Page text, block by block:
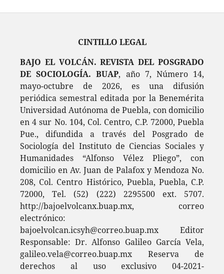
CINTILLO LEGAL
BAJO EL VOLCÁN. REVISTA DEL POSGRADO
DE SOCIOLOGÍA. BUAP, año 7, Número 14,
mayo-octubre de 2026, es una difusión
periódica semestral editada por la Benemérita
Universidad Autónoma de Puebla, con domicilio
en 4 sur No. 104, Col. Centro, C.P. 72000, Puebla
Pue., difundida a través del Posgrado de
Sociología del Instituto de Ciencias Sociales y
Humanidades “Alfonso Vélez Pliego”, con
domicilio en Av. Juan de Palafox y Mendoza No.
208, Col. Centro Histórico, Puebla, Puebla, C.P.
72000, Tel. (52) (222) 2295500 ext. 5707.
http://bajoelvolcanx.buap.mx, correo
electrónico:
bajoelvolcan.icsyh@correo.buap.mx Editor
Responsable: Dr. Alfonso Galileo García Vela,
galileo.vela@correo.buap.mx Reserva de
derechos al uso exclusivo 04-2021-